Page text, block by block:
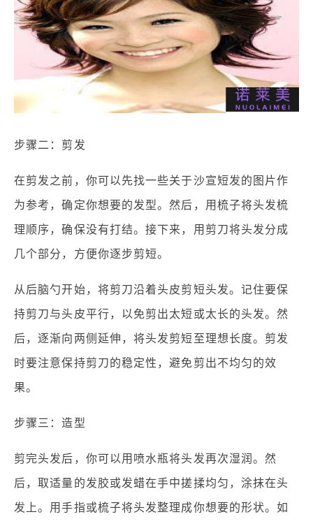
步骤二：剪发
在剪发之前，你可以先找一些关于沙宣短发的图片作
为参考，确定你想要的发型。然后，用梳子将头发梳
理顺序，确保没有打结。接下来，用剪刀将头发分成
几个部分，方便你逐步剪短。
从后脑勺开始，将剪刀沿着头皮剪短头发。记住要保
持剪刀与头皮平行，以免剪出太短或太长的头发。然
后，逐渐向两侧延伸，将头发剪短至理想长度。剪发
时要注意保持剪刀的稳定性，避免剪出不均匀的效
果。
步骤三：造型
剪完头发后，你可以用喷水瓶将头发再次湿润。然
后，取适量的发胶或发蜡在手中搓揉均匀，涂抹在头
发上。用手指或梳子将头发整理成你想要的形状。如